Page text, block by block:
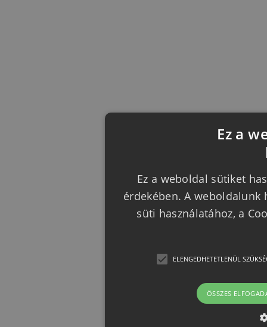
Ez a
Ez a weboldal sütiket
érdekében. A weboldalunk
süti használatához, a
ELENGEDHETETLENÜL
ÖSSZES